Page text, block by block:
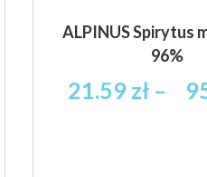
ALPINUS Spirytus
96%
21.59 zł –